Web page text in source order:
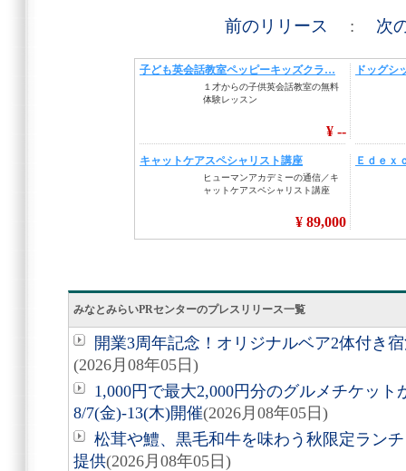
前のリリース : 次
みなとみらいPRセンターのプレスリリース一覧
開業3周年記念！オリジナルベア2体付き
(2026月08年05日)
1,000円で最大2,000円分のグルメチケッ
8/7(金)-13(木)開催(2026月08年05日)
松茸や鱧、黒毛和牛を味わう秋限定ラン
提供(2026月08年05日)